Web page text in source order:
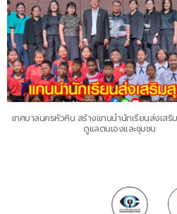
เทศบาลนครหัวหิน สร้างแกนนำนักเรียนส่งเสริ
ดูแลตนเองและชุมชน